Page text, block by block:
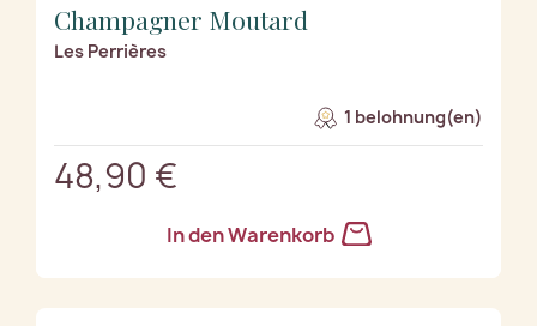
Champagner Moutard
Les Perrières
1 belohnung(en)
48,90 €
In den Warenkorb